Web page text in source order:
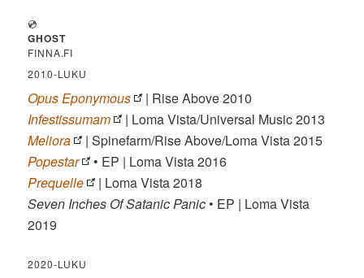
💿
GHOST
FINNA.FI
2010-LUKU
Opus Eponymous
| Rise Above 2010
Infestissumam
| Loma Vista/Universal Music 2013
Meliora
| Spinefarm/Rise Above/Loma Vista 2015
Popestar
• EP | Loma Vista 2016
Prequelle
| Loma Vista 2018
Seven Inches Of Satanic Panic • EP | Loma Vista
2019
2020-LUKU